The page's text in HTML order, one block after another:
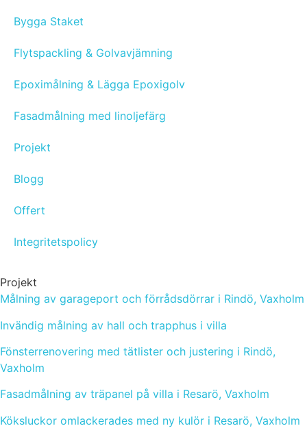
Bygga Staket
Flytspackling & Golvavjämning
Epoximålning & Lägga Epoxigolv
Fasadmålning med linoljefärg
Projekt
Blogg
Offert
Integritetspolicy
Projekt
Målning av garageport och förrådsdörrar i Rindö, Vaxholm
Invändig målning av hall och trapphus i villa
Fönsterrenovering med tätlister och justering i Rindö,
Vaxholm
Fasadmålning av träpanel på villa i Resarö, Vaxholm
Köksluckor omlackerades med ny kulör i Resarö, Vaxholm